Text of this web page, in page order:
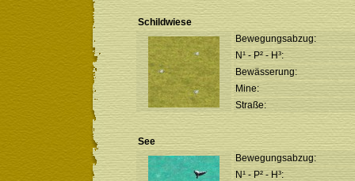
Schildwiese
Bewegungsabzug:
N¹ - P² - H³:
Bewässerung:
Mine:
Straße:
See
Bewegungsabzug:
N¹ - P² - H³: